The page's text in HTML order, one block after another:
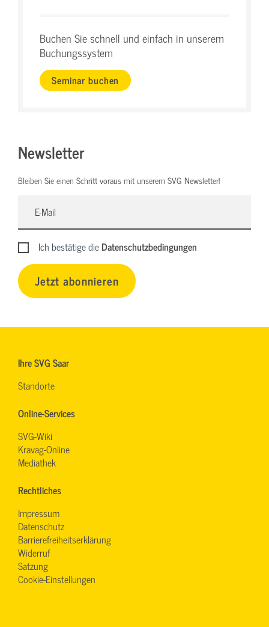
Buchen Sie schnell und einfach in unserem
Buchungssystem
Seminar buchen
Newsletter
Bleiben Sie einen Schritt voraus mit unserem SVG Newsletter!
Ich bestätige dieDatenschutzbedingungen
Jetzt abonnieren
Ihre SVG Saar
Standorte
Online-Services
SVG-Wiki
Kravag-Online
Mediathek
Rechtliches
Impressum
Datenschutz
Barrierefreiheitserklärung
Widerruf
Satzung
Cookie-Einstellungen